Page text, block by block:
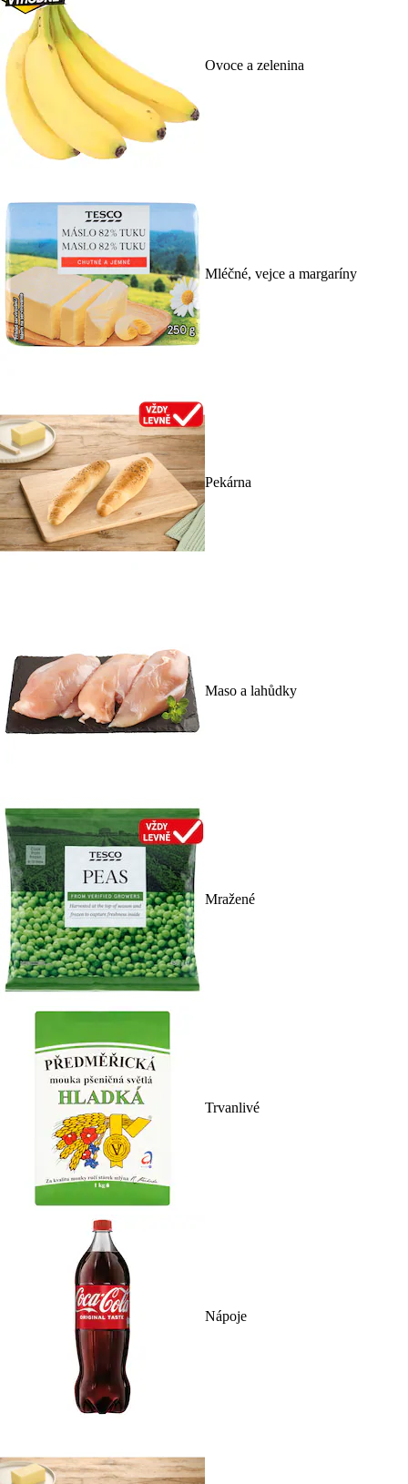
Ovoce a zelenina
Mléčné, vejce a margaríny
Pekárna
Maso a lahůdky
Mražené
Trvanlivé
Nápoje